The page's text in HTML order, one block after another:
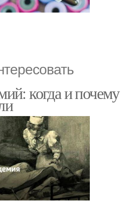
когда и почему